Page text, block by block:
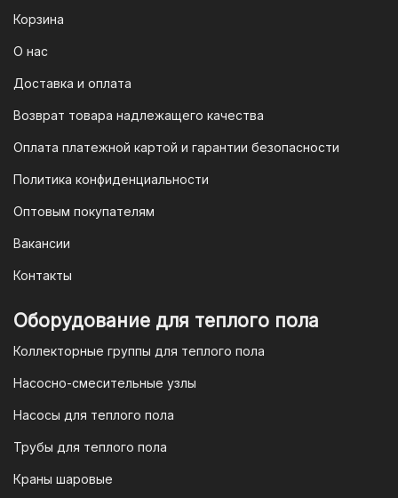
предоставлен QR-код. Просто
доступен для большинства российских
3. Оплата по QR-коду
— это QR-код. После оформления
заказа мы предоставим вам
уникальный QR-код, который можно
приложении вашего банка. Это быстро,
удобно и безопасно.
юридических лиц
Для наших корпоративных клиентов
мы предлагаем безналичную оплату по
выставим вам счет, который можно
Корзина
О нас
Доставка и оплата
Возврат товара надлежащего качества
Оплата платежной картой и гарантии безопасности
Политика конфиденциальности
Оптовым покупателям
Вакансии
Контакты
Оборудование для теплого пола
Коллекторные группы для теплого пола
Насосно-смесительные узлы
Насосы для теплого пола
Трубы для теплого пола
Краны шаровые